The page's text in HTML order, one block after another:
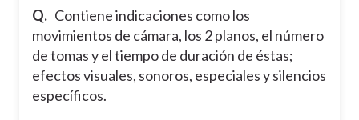
Q. Contiene indicaciones como los
movimientos de cámara, los 2 planos, el número
de tomas y el tiempo de duración de éstas;
efectos visuales, sonoros, especiales y silencios
específicos.